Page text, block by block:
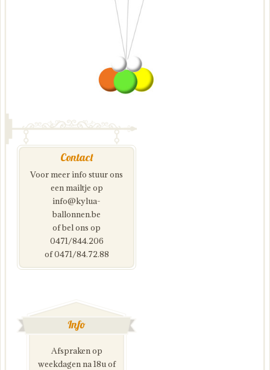
Contact
Voor meer info stuur ons
een mailtje op
info@kylua-
ballonnen.be
of bel ons op
0471/844.206
of 0471/84.72.88
Info
Afspraken op
weekdagen na 18u of